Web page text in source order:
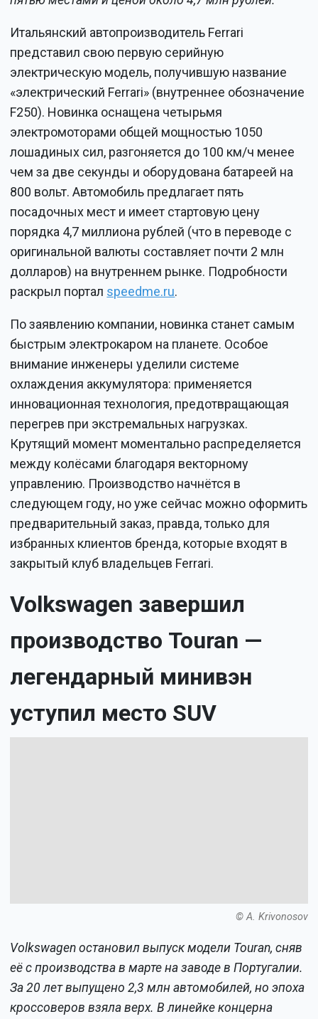
Итальянский автопроизводитель Ferrari
представил свою первую серийную
электрическую модель, получившую название
«электрический Ferrari» (внутреннее обозначение
F250). Новинка оснащена четырьмя
электромоторами общей мощностью 1050
лошадиных сил, разгоняется до 100 км/ч менее
чем за две секунды и оборудована батареей на
800 вольт. Автомобиль предлагает пять
посадочных мест и имеет стартовую цену
порядка 4,7 миллиона рублей (что в переводе с
оригинальной валюты составляет почти 2 млн
долларов) на внутреннем рынке. Подробности
раскрыл портал speedme.ru.
По заявлению компании, новинка станет самым
быстрым электрокаром на планете. Особое
внимание инженеры уделили системе
охлаждения аккумулятора: применяется
инновационная технология, предотвращающая
перегрев при экстремальных нагрузках.
Крутящий момент моментально распределяется
между колёсами благодаря векторному
управлению. Производство начнётся в
следующем году, но уже сейчас можно оформить
предварительный заказ, правда, только для
избранных клиентов бренда, которые входят в
закрытый клуб владельцев Ferrari.
Volkswagen завершил
производство Touran —
легендарный минивэн
уступил место SUV
© A. Krivonosov
Volkswagen остановил выпуск модели Touran, сняв
её с производства в марте на заводе в Португалии.
За 20 лет выпущено 2,3 млн автомобилей, но эпоха
кроссоверов взяла верх. В линейке концерна